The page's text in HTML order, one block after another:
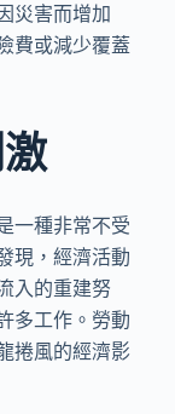
災害而增加
費或減少覆蓋
一種非常不受
現，經濟活動
入的重建努
多工作。勞動
捲風的經濟影